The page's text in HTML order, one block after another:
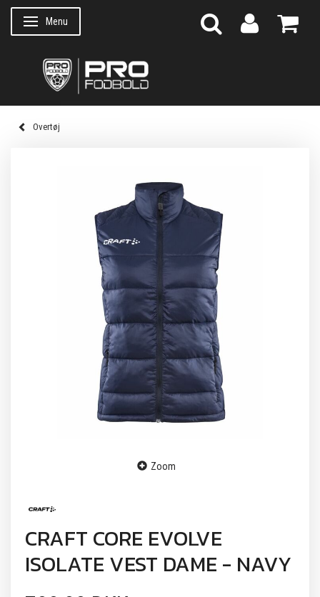
Skifte navigation
Menu
Overtøj
Zoom
CRAFT CORE EVOLVE
ISOLATE VEST DAME - NAVY